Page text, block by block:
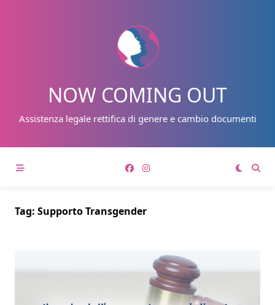
NOW COMING OUT
Assistenza legale rettifica di genere e cambio documenti
Tag: Supporto Transgender